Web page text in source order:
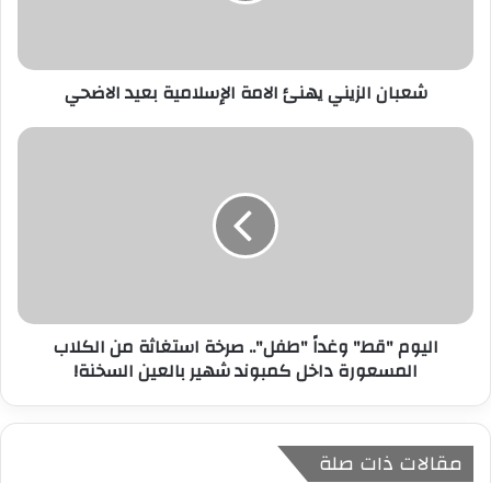
ر
ي
شعبان الزيني يهنئ الامة الإسلامية بعيد الاضحي
اليوم "قط" وغداً "طفل".. صرخة استغاثة من الكلاب
المسعورة داخل كمبوند شهير بالعين السخنة!
مقالات ذات صلة